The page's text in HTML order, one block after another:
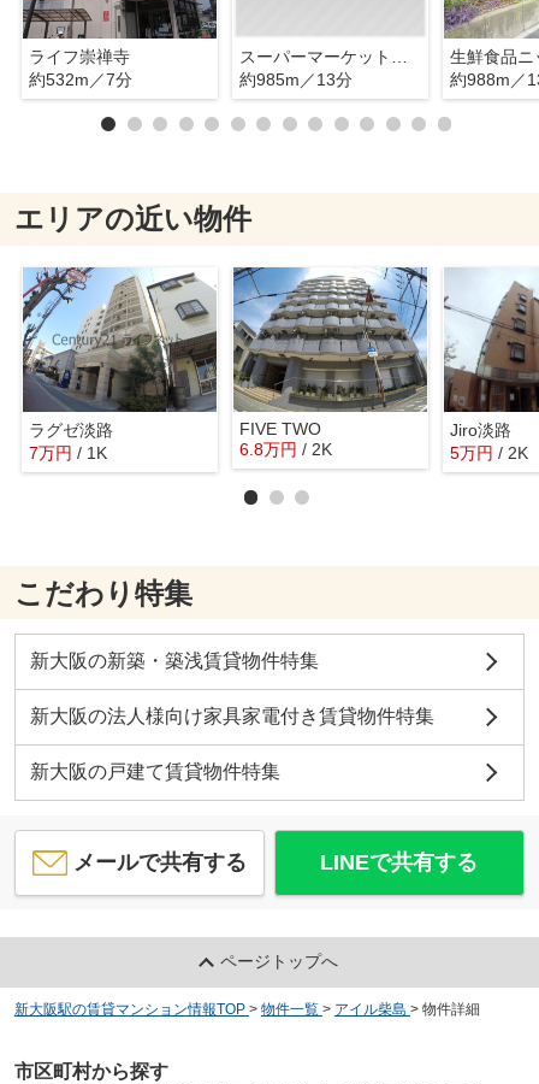
ライフ崇禅寺
約532m／7分
約985m／13分
生鮮食品ニ
約988m／
エリアの近い物件
ラグゼ淡路
7万円 / 1K
FIVE TWO
6.8万円 / 2K
Jiro淡路
5万円 / 2K
こだわり特集
新大阪の新築・築浅賃貸物件特集
新大阪の法人様向け家具家電付き賃貸物件特集
新大阪の戸建て賃貸物件特集
メールで共有する LINEで共有する
ページトップへ
新大阪駅の賃貸マンション情報TOP > 物件一覧 > アイル柴島 > 物件詳細
市区町村から探す